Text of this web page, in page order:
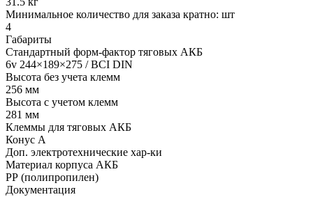
Минимальное количество для заказа кратно: шт
4
Габариты
Стандартный форм-фактор тяговых АКБ
6v 244×189×275 / BCI DIN
Высота без учета клемм
256 мм
Высота с учетом клемм
281 мм
Клеммы для тяговых АКБ
Конус А
Доп. электротехнические хар-ки
Материал корпуса АКБ
РР (полипропилен)
Документация